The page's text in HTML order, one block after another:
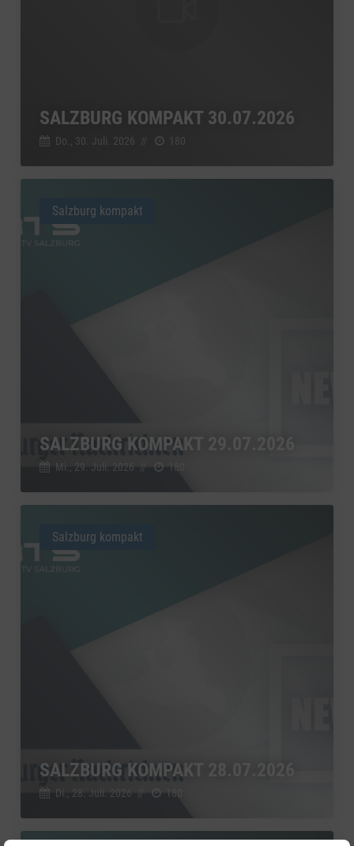
SALZBURG KOMPAKT 30.07.2026
Do., 30. Juli. 2026 // 180
SALZBURG KOMPAKT 29.07.2026
Mi., 29. Juli. 2026 // 180
Salzburg kompakt
SALZBURG KOMPAKT 28.07.2026
Di., 28. Juli. 2026 // 180
Salzburg kompakt